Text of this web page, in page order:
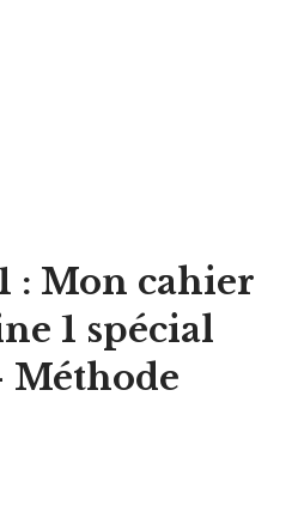
: Mon cahier
1 spécial
Méthode